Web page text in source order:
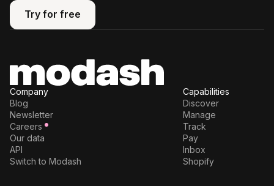
Try for free
Try for free
Company
Blog
Newsletter
Careers
Our data
API
Switch to Modash
Capabilities
Discover
Manage
Track
Pay
Inbox
Shopify